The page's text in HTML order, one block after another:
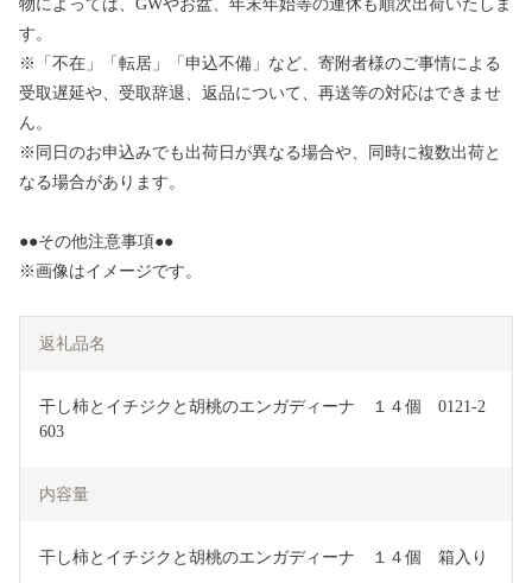
物によっては、GWやお盆、年末年始等の連休も順次出荷いたしま
す。
※「不在」「転居」「申込不備」など、寄附者様のご事情による
受取遅延や、受取辞退、返品について、再送等の対応はできませ
ん。
※同日のお申込みでも出荷日が異なる場合や、同時に複数出荷と
なる場合があります。
●●その他注意事項●●
※画像はイメージです。
返礼品名
干し柿とイチジクと胡桃のエンガディーナ　１４個　0121-2
603
内容量
干し柿とイチジクと胡桃のエンガディーナ　１４個　箱入り